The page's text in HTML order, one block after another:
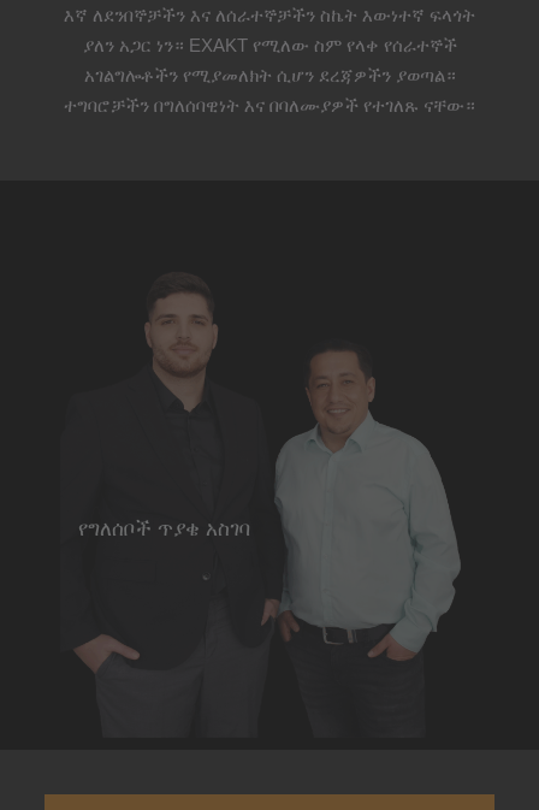
እኛ ለደንበኞቻችን እና ለሰራተኞቻችን ስኬት እውነተኛ ፍላጎት
ያለን አጋር ነን። EXAKT የሚለው ስም የላቀ የሰራተኞች
አገልግሎቶችን የሚያመለክት ሲሆን ደረጃዎችን ያወጣል።
ተግባሮቻችን በግለሰባዊነት እና በባለሙያዎች የተገለጹ ናቸው።
የግለሰቦች ጥያቄ አስገባ